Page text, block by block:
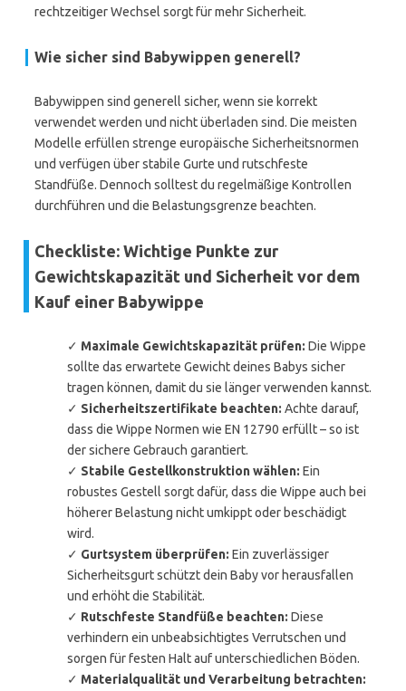
rechtzeitiger Wechsel sorgt für mehr Sicherheit.
Wie sicher sind Babywippen generell?
Babywippen sind generell sicher, wenn sie korrekt
verwendet werden und nicht überladen sind. Die meisten
Modelle erfüllen strenge europäische Sicherheitsnormen
und verfügen über stabile Gurte und rutschfeste
Standfüße. Dennoch solltest du regelmäßige Kontrollen
durchführen und die Belastungsgrenze beachten.
Checkliste: Wichtige Punkte zur
Gewichtskapazität und Sicherheit vor dem
Kauf einer Babywippe
✓ Maximale Gewichtskapazität prüfen: Die Wippe
sollte das erwartete Gewicht deines Babys sicher
tragen können, damit du sie länger verwenden kannst.
✓ Sicherheitszertifikate beachten: Achte darauf,
dass die Wippe Normen wie EN 12790 erfüllt – so ist
der sichere Gebrauch garantiert.
✓ Stabile Gestellkonstruktion wählen: Ein
robustes Gestell sorgt dafür, dass die Wippe auch bei
höherer Belastung nicht umkippt oder beschädigt
wird.
✓ Gurtsystem überprüfen: Ein zuverlässiger
Sicherheitsgurt schützt dein Baby vor herausfallen
und erhöht die Stabilität.
✓ Rutschfeste Standfüße beachten: Diese
verhindern ein unbeabsichtigtes Verrutschen und
sorgen für festen Halt auf unterschiedlichen Böden.
✓ Materialqualität und Verarbeitung betrachten: